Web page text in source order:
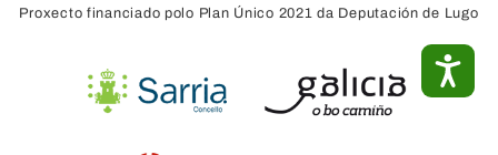
Proxecto financiado polo Plan Único 2021 da Deputación de Lugo